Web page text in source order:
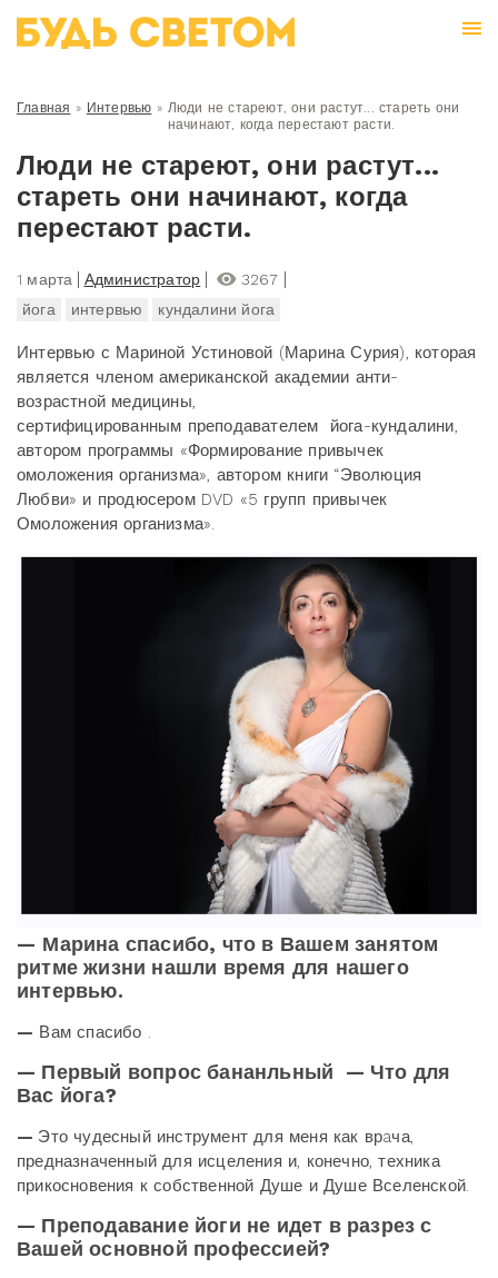
Главная » Интервью » Люди не стареют, они растут... стареть они
начинают, когда перестают расти.
Люди не стареют, они растут...
стареть они начинают, когда
перестают расти.
1 марта Администратор
3267
йога
интервью кундалини йога
Интервью с Мариной Устиновой (Марина Сурия), которая
является членом американской академии анти-
возрастной медицины,
сертифицированным преподавателем йога-кундалини,
автором программы «Формирование привычек
омоложения организма», автором книги “Эволюция
Любви» и продюсером DVD «5 групп привычек
Омоложения организма».
— Марина спасибо, что в Вашем занятом
ритме жизни нашли время для нашего
интервью.
— Вам спасибо .
— Первый вопрос бананльный — Что для
Вас йога?
— Это чудесный инструмент для меня как врaча,
предназначенный для исцеления и, конечно, техника
прикосновения к собственной Душе и Душе Вселенской.
— Преподавание йоги не идет в разрез с
Вашей основной профессией?